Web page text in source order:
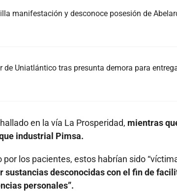
manifestación y desconoce posesión de
de Uniatlántico tras presunta demora para
en la vía La Prosperidad, mientras
industrial Pimsa.
los pacientes, estos habrían sido
desconocidas con el fin de
personales”.